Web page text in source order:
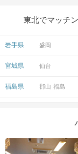
東北でマッチ
岩手県 盛岡
宮城県 仙台
福島県 郡山 福島